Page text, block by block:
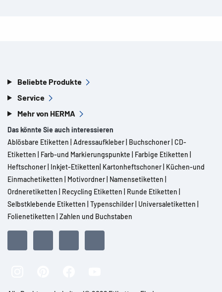
Beliebte Produkte
Service
Mehr von HERMA
Das könnte Sie auch interessieren
Ablösbare Etiketten Adressaufkleber Buchschoner CD-
Etiketten
Farb-und Markierungspunkte Farbige Etiketten
Heftschoner Inkjet-Etiketten Kartonheftschoner Küchen-und
Einmachetiketten
Motivordner Namensetiketten
Ordneretiketten
Recycling Etiketten Runde Etiketten
Selbstklebende Etiketten Typenschilder Universaletiketten
Folienetiketten Zahlen und Buchstaben